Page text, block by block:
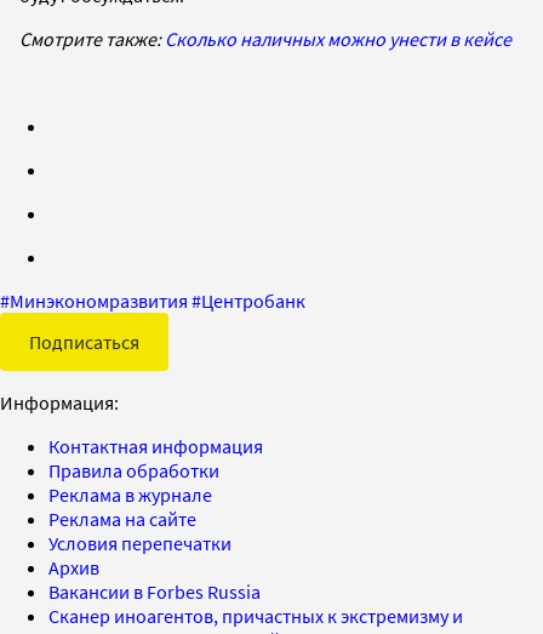
Смотрите также: Сколько наличных можно унести в кейсе
#Минэкономразвития #Центробанк
Подписаться
Информация:
Контактная информация
Правила обработки
Реклама в журнале
Реклама на сайте
Условия перепечатки
Архив
Вакансии в Forbes Russia
Сканер иноагентов, причастных к экстремизму и